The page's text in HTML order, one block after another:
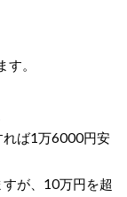
す。
ば1万6000円安
が、10万円を超